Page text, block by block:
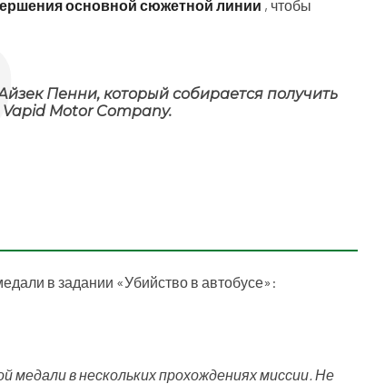
основной сюжетной линии , чтобы
Пенни, который собирается получить
Motor Company.
в задании «Убийство в автобусе»:
в нескольких прохождениях миссии. Не